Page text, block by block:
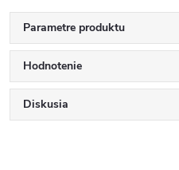
Parametre produktu
Hodnotenie
Diskusia